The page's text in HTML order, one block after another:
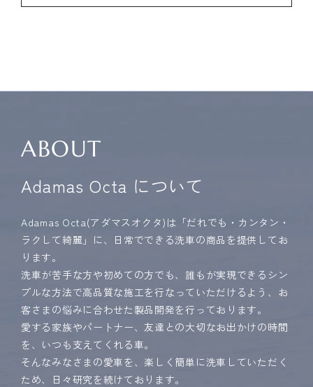
ABOUT
Adamas Octa について
Adamas Octa(アダマスオクタ)は「だれでも・カンタン・
ラクして綺麗」に、日常でできる洗車の商品を提供してお
ります。
洗車が苦手な方や初めての方でも、誰もが実現できるシン
プルな方法で高品質な施工を行なっていただけるよう、お
客さまの悩みに合わせた製品開発を行っております。
愛する家族やパートナー、友達との大切なお出かけの時間
を、いつも支えてくれる車。
そんなみなさまの愛車を、楽しく簡単に洗車していただく
ため、日々研究を続けております。